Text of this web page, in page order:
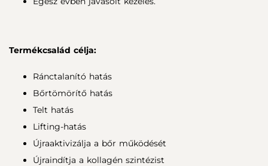
Termékcsalád célja:
Ránctalanító hatás
Bőrtömörítő hatás
Telt hatás
Lifting-hatás
Újraaktivizálja a bőr működését
Újraindítja a kollagén szintézist